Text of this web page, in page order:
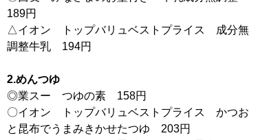
189円
△イオン トップバリュベストプライス 成分無
調整牛乳 194円
2.めんつゆ
◎業スー つゆの素 158円
〇イオン トップバリュベストプライス かつお
と昆布でうまみきかせたつゆ 203円